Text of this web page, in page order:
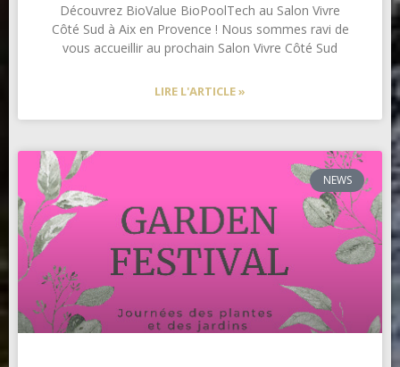
Découvrez BioValue BioPoolTech au Salon Vivre
Côté Sud à Aix en Provence ! Nous sommes ravi de
vous accueillir au prochain Salon Vivre Côté Sud
LIRE L'ARTICLE »
NEWS